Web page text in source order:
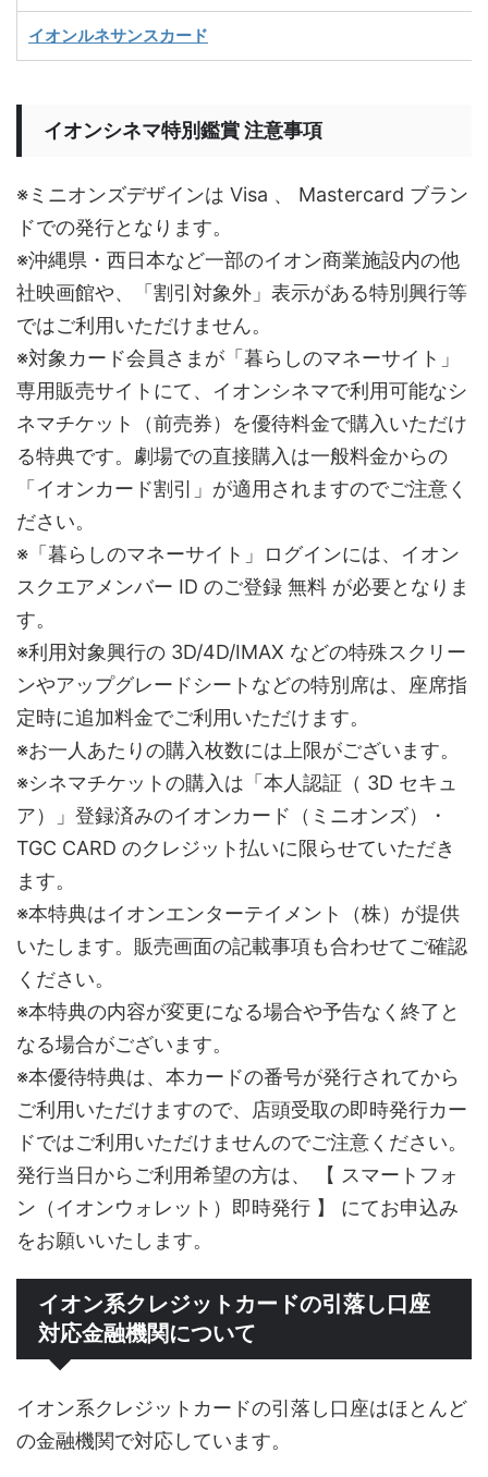
イオンルネサンスカード
イオンシネマ特別鑑賞 注意事項
※ミニオンズデザインは Visa 、 Mastercard ブラン
ドでの発行となります。
※沖縄県・西日本など一部のイオン商業施設内の他
社映画館や、「割引対象外」表示がある特別興行等
ではご利用いただけません。
※対象カード会員さまが「暮らしのマネーサイト」
専用販売サイトにて、イオンシネマで利用可能なシ
ネマチケット（前売券）を優待料金で購入いただけ
る特典です。劇場での直接購入は一般料金からの
「イオンカード割引」が適用されますのでご注意く
ださい。
※「暮らしのマネーサイト」ログインには、イオン
スクエアメンバー ID のご登録 無料 が必要となりま
す。
※利用対象興行の 3D/4D/IMAX などの特殊スクリー
ンやアップグレードシートなどの特別席は、座席指
定時に追加料金でご利用いただけます。
※お一人あたりの購入枚数には上限がございます。
※シネマチケットの購入は「本人認証（ 3D セキュ
ア）」登録済みのイオンカード（ミニオンズ）・
TGC CARD のクレジット払いに限らせていただき
ます。
※本特典はイオンエンターテイメント（株）が提供
いたします。販売画面の記載事項も合わせてご確認
ください。
※本特典の内容が変更になる場合や予告なく終了と
なる場合がございます。
※本優待特典は、本カードの番号が発行されてから
ご利用いただけますので、店頭受取の即時発行カー
ドではご利用いただけませんのでご注意ください。
発行当日からご利用希望の方は、 【 スマートフォ
ン（イオンウォレット）即時発行 】 にてお申込み
をお願いいたします。
イオン系クレジットカードの引落し口座
対応金融機関について
イオン系クレジットカードの引落し口座はほとんど
の金融機関で対応しています。